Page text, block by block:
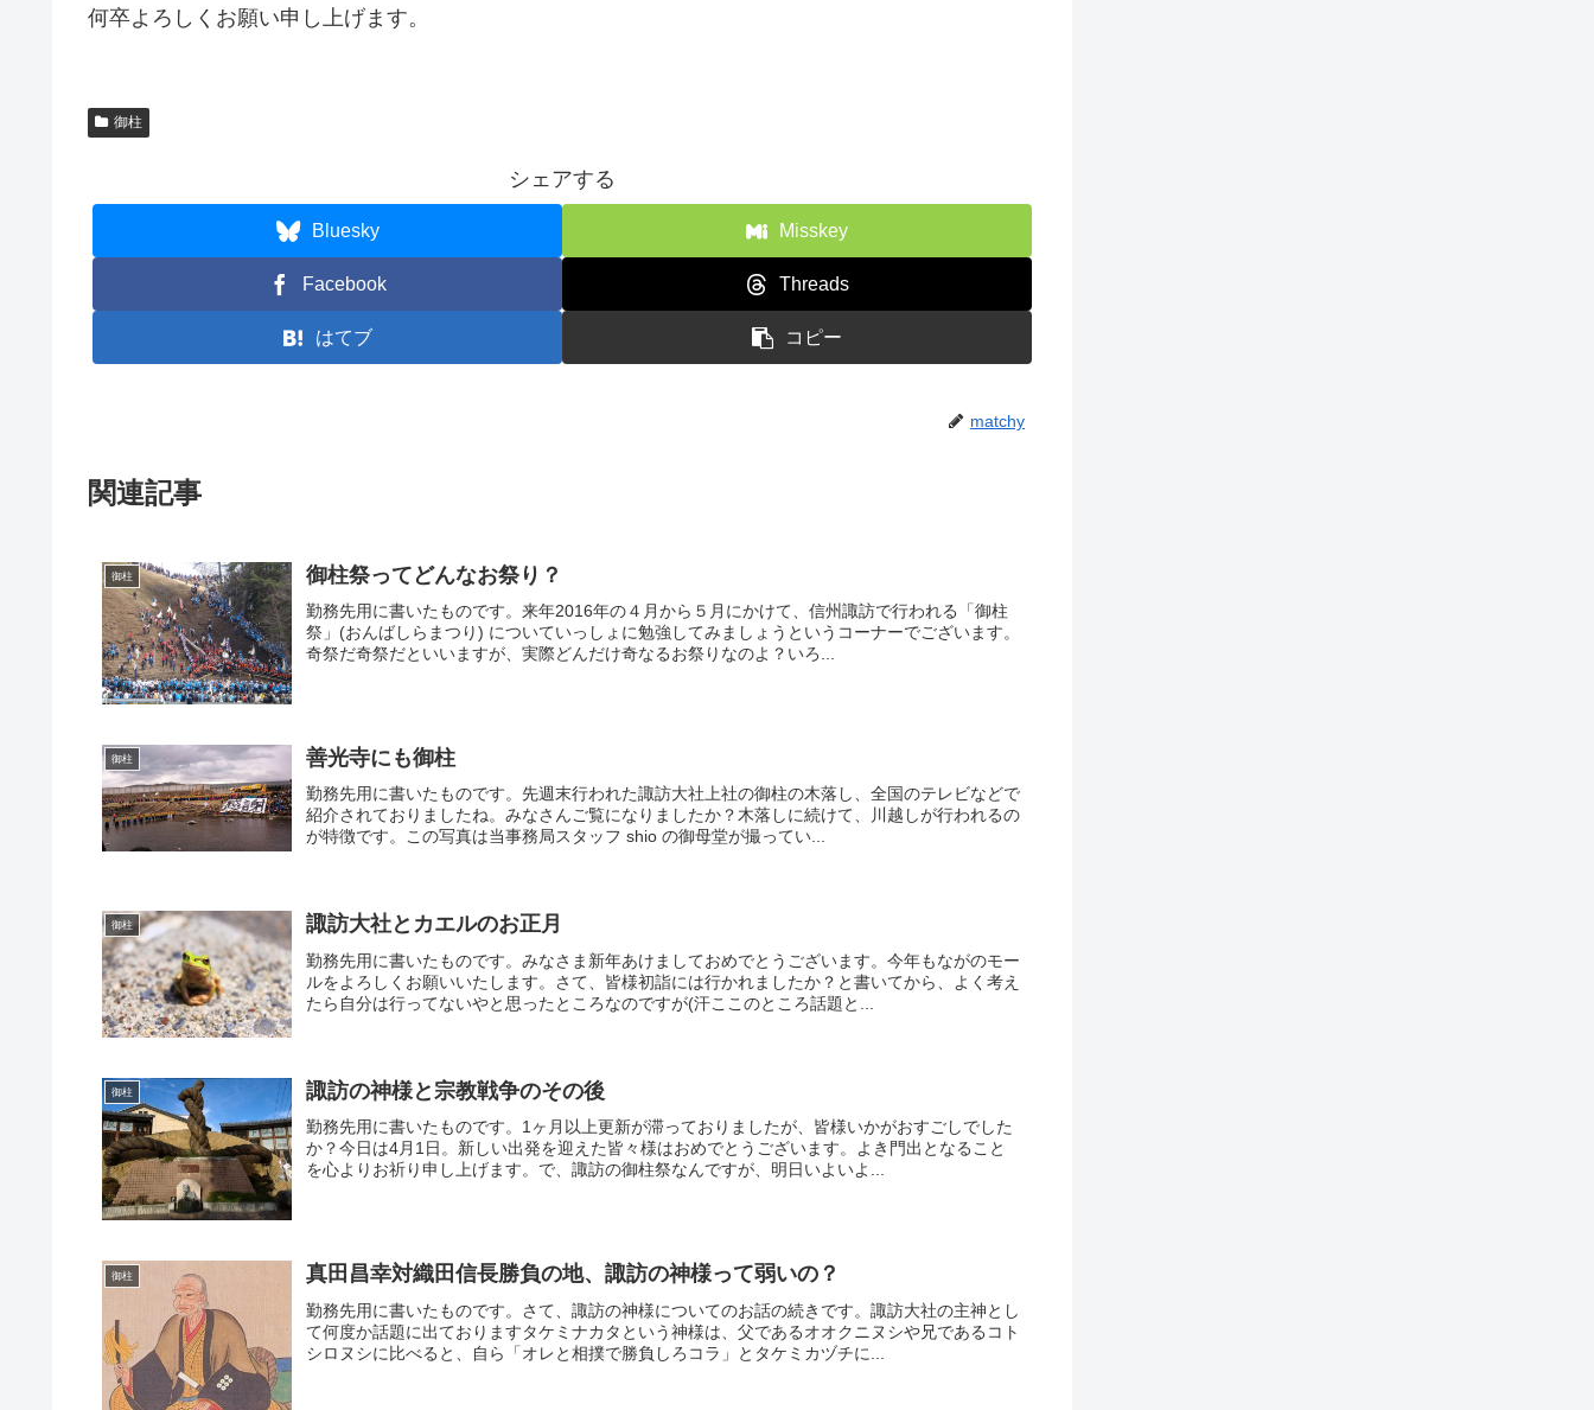
何卒よろしくお願い申し上げます。
御柱
シェアする
Bluesky Misskey
Facebook Threads
はてブ コピー
matchy
関連記事
御柱 御柱祭ってどんなお祭り？
勤務先用に書いたものです。来年2016年の４月から５月にかけて、信州諏訪で行われる「御柱
祭」(おんばしらまつり) についていっしょに勉強してみましょうというコーナーでございます。
奇祭だ奇祭だといいますが、実際どんだけ奇なるお祭りなのよ？いろ...
御柱 善光寺にも御柱
勤務先用に書いたものです。先週末行われた諏訪大社上社の御柱の木落し、全国のテレビなどで
紹介されておりましたね。みなさんご覧になりましたか？木落しに続けて、川越しが行われるの
が特徴です。この写真は当事務局スタッフ shio の御母堂が撮ってい...
御柱 諏訪大社とカエルのお正月
勤務先用に書いたものです。みなさま新年あけましておめでとうございます。今年もながのモー
ルをよろしくお願いいたします。さて、皆様初詣には行かれましたか？と書いてから、よく考え
たら自分は行ってないやと思ったところなのですが(汗ここのところ話題と...
御柱 諏訪の神様と宗教戦争のその後
勤務先用に書いたものです。1ヶ月以上更新が滞っておりましたが、皆様いかがおすごしでした
か？今日は4月1日。新しい出発を迎えた皆々様はおめでとうございます。よき門出となること
を心よりお祈り申し上げます。で、諏訪の御柱祭なんですが、明日いよいよ...
御柱 真田昌幸対織田信長勝負の地、諏訪の神様って弱いの？
勤務先用に書いたものです。さて、諏訪の神様についてのお話の続きです。諏訪大社の主神とし
て何度か話題に出ておりますタケミナカタという神様は、父であるオオクニヌシや兄であるコト
シロヌシに比べると、自ら「オレと相撲で勝負しろコラ」とタケミカヅチに...